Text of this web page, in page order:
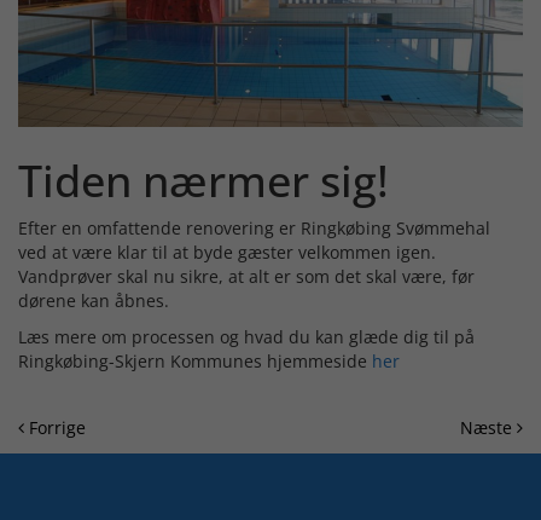
Tiden nærmer sig!
Efter en omfattende renovering er Ringkøbing Svømmehal
ved at være klar til at byde gæster velkommen igen.
Vandprøver skal nu sikre, at alt er som det skal være, før
dørene kan åbnes.
Læs mere om processen og hvad du kan glæde dig til på
Ringkøbing-Skjern Kommunes hjemmeside her
Forrige Næste